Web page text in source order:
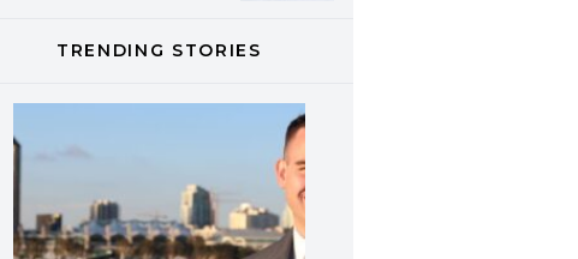
LABEL.M lancia la sua
DAVINES
cofanetti beauty preziosi
per un regalo adatto ad
ogni capello
TRENDING STORIES